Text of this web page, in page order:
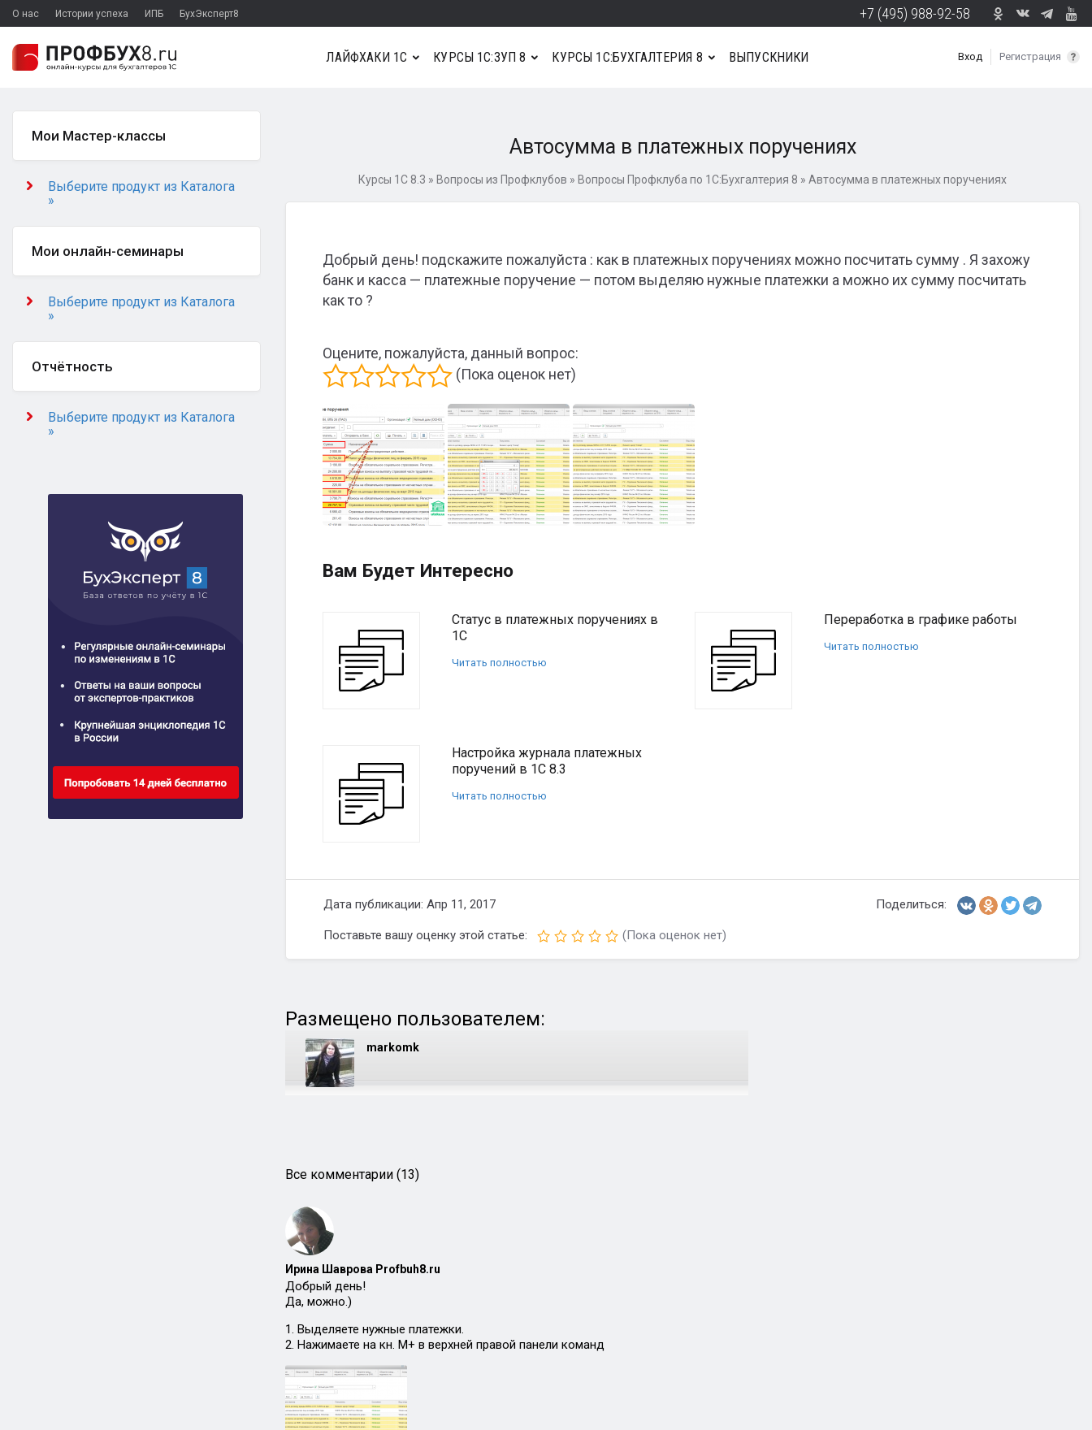
О нас Истории успеха ИПБ БухЭксперт8 +7 (495) 988-92-58
Вход Регистрация
ЛАЙФХАКИ 1С КУРСЫ 1С:ЗУП 8 КУРСЫ 1С:БУХГАЛТЕРИЯ 8 ВЫПУСКНИКИ
Автосумма в платежных поручениях
Курсы 1С 8.3 » Вопросы из Профклубов » Вопросы Профклуба по 1С:Бухгалтерия 8 » Автосумма в платежных поручениях
Добрый день! подскажите пожалуйста : как в платежных поручениях можно посчитать сумму . Я захожу
банк и касса — платежные поручение — потом выделяю нужные платежки а можно их сумму посчитать
как то ?
Оцените, пожалуйста, данный вопрос:
(Пока оценок нет)
Вам Будет Интересно
Статус в платежных поручениях в
1С
Читать полностью
Переработка в графике работы
Читать полностью
Настройка журнала платежных
поручений в 1С 8.3
Читать полностью
Дата публикации: Апр 11, 2017 Поделиться:
Поставьте вашу оценку этой статье: (Пока оценок нет)
Размещено пользователем:
markomk
Все комментарии (13)
Ирина Шаврова Profbuh8.ru
Добрый день!
Да, можно.)
1. Выделяете нужные платежки.
2. Нажимаете на кн. М+ в верхней правой панели команд
Мои Мастер-классы
Выберите продукт из Каталога
»
Мои онлайн-семинары
Выберите продукт из Каталога
»
Отчётность
Выберите продукт из Каталога
»